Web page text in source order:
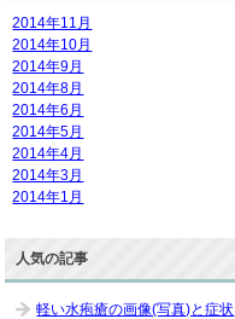
2014年11月
2014年10月
2014年9月
2014年8月
2014年6月
2014年5月
2014年4月
2014年3月
2014年1月
人気の記事
軽い水疱瘡の画像(写真)と症状